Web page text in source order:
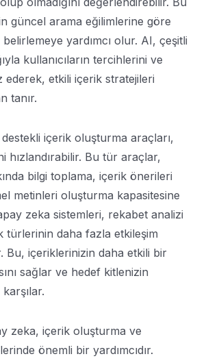
güncel arama eğilimlerine göre
belirlemeye yardımcı olur. AI, çeşitli
kullanıcıların tercihlerini ve
ederek, etkili içerik stratejileri
tanır.
içerik oluşturma araçları,
hızlandırabilir. Bu tür araçlar,
bilgi toplama, içerik önerileri
metinleri oluşturma kapasitesine
zeka sistemleri, rekabet analizi
türlerinin daha fazla etkileşim
Bu, içeriklerinizin daha etkili bir
sağlar ve hedef kitlenizin
zeka, içerik oluşturma ve
önemli bir yardımcıdır.